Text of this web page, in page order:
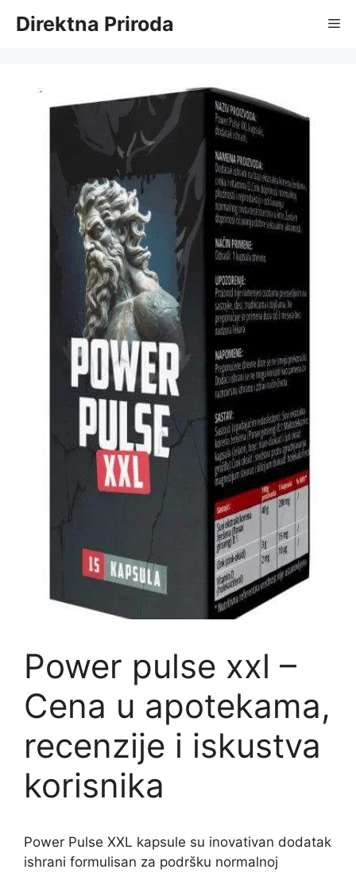
Direktna Priroda
Power pulse xxl –
Cena u apotekama,
recenzije i iskustva
korisnika
Power Pulse XXL kapsule su inovativan dodatak
ishrani formulisan za podršku normalnoj